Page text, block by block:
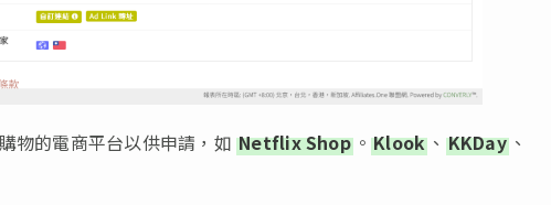
物的電商平台以供申請，如Netflix Shop。Klook 、 KKDay、